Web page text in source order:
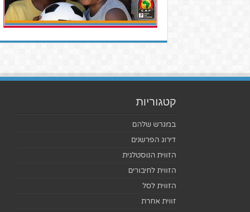
קטגוריות
במגרש שלהם
דירוג הפרשנים
הזווית הנוסטלגית
הזווית לחיבורים
הזווית לסל
זווית אחרת